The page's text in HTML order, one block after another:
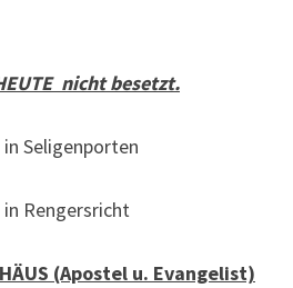
nicht besetzt.
in Seligenporten
in Rengersricht
(Apostel u. Evangelist)